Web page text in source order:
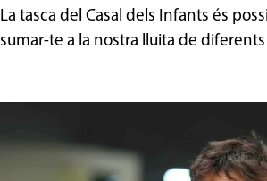
La tasca del Casal dels Infants és
sumar-te a la nostra lluita de